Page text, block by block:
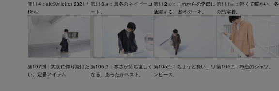
第114：atelier letter 2021 /
Dec.
第113回：真冬のネイビーコ
ート。
第112回：これからの季節に
活躍する、基本の一本。
第111回：軽くて暖かい、冬
の防寒着。
第107回：大切に作り続けた
い、定番アイテム
第106回：寒さが待ち遠しく
なる、あったかベスト。
第105回：ちょうど良い、ワ
ンピース。
第104回：秋色のシャツ。